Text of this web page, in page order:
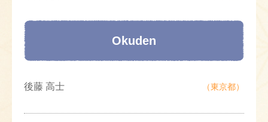
Okuden
後藤 高士 （東京都）